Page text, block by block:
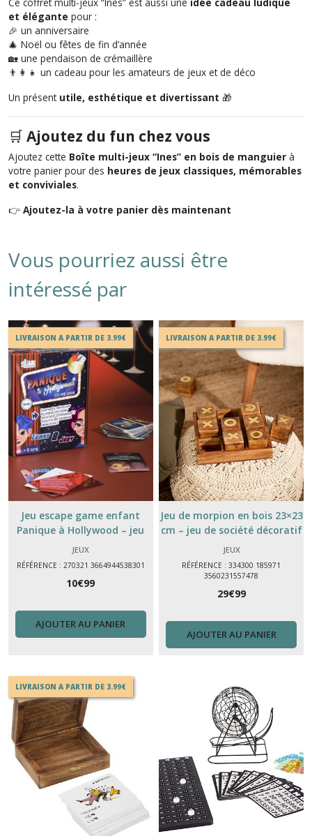
et élégante pour :
🎉 un anniversaire
🎄 Noël ou fêtes de fin d’année
🏡 une pendaison de crémaillère
👨‍👩‍👧 un cadeau pour les amateurs de jeux et de déco
Un présent utile, esthétique et divertissant 🎁
🛒 Ajoutez du fun chez vous
Ajoutez cette Boîte multi-jeux “Ines” en bois de manguier à
votre panier pour des heures de jeux classiques, mémorables
et conviviales.
👉 Ajoutez-la à votre panier dès maintenant
Vous pourriez aussi être
intéressé par
LIVRAISON A PARTIR DE 3.99€
Jeu escape game enfant
Panique à Hollywood – jeu
d’enquête dès 8 ans
JEUX
RÉFÉRENCE : 270321 3664944538301
10€99
AJOUTER AU PANIER
LIVRAISON A PARTIR DE 3.99€
Jeu de morpion en bois 23×23
cm – jeu de société décoratif
vintage
JEUX
RÉFÉRENCE : 334300 185971
3560231557478
29€99
AJOUTER AU PANIER
LIVRAISON A PARTIR DE 3.99€